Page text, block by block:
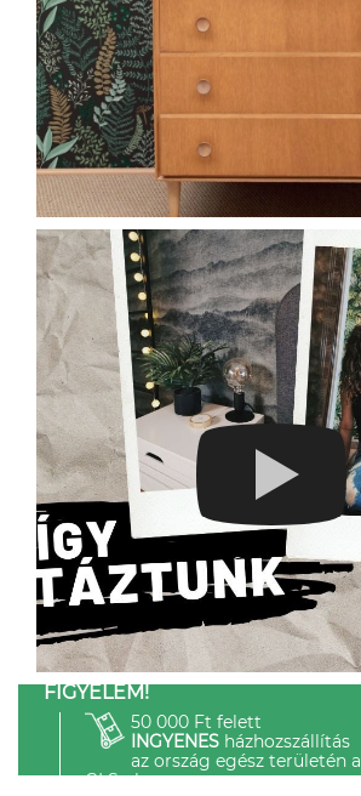
FIGYELEM!
50 000 Ft felett
INGYENESházhozszállítás
az ország egész területén a
GLS-el.